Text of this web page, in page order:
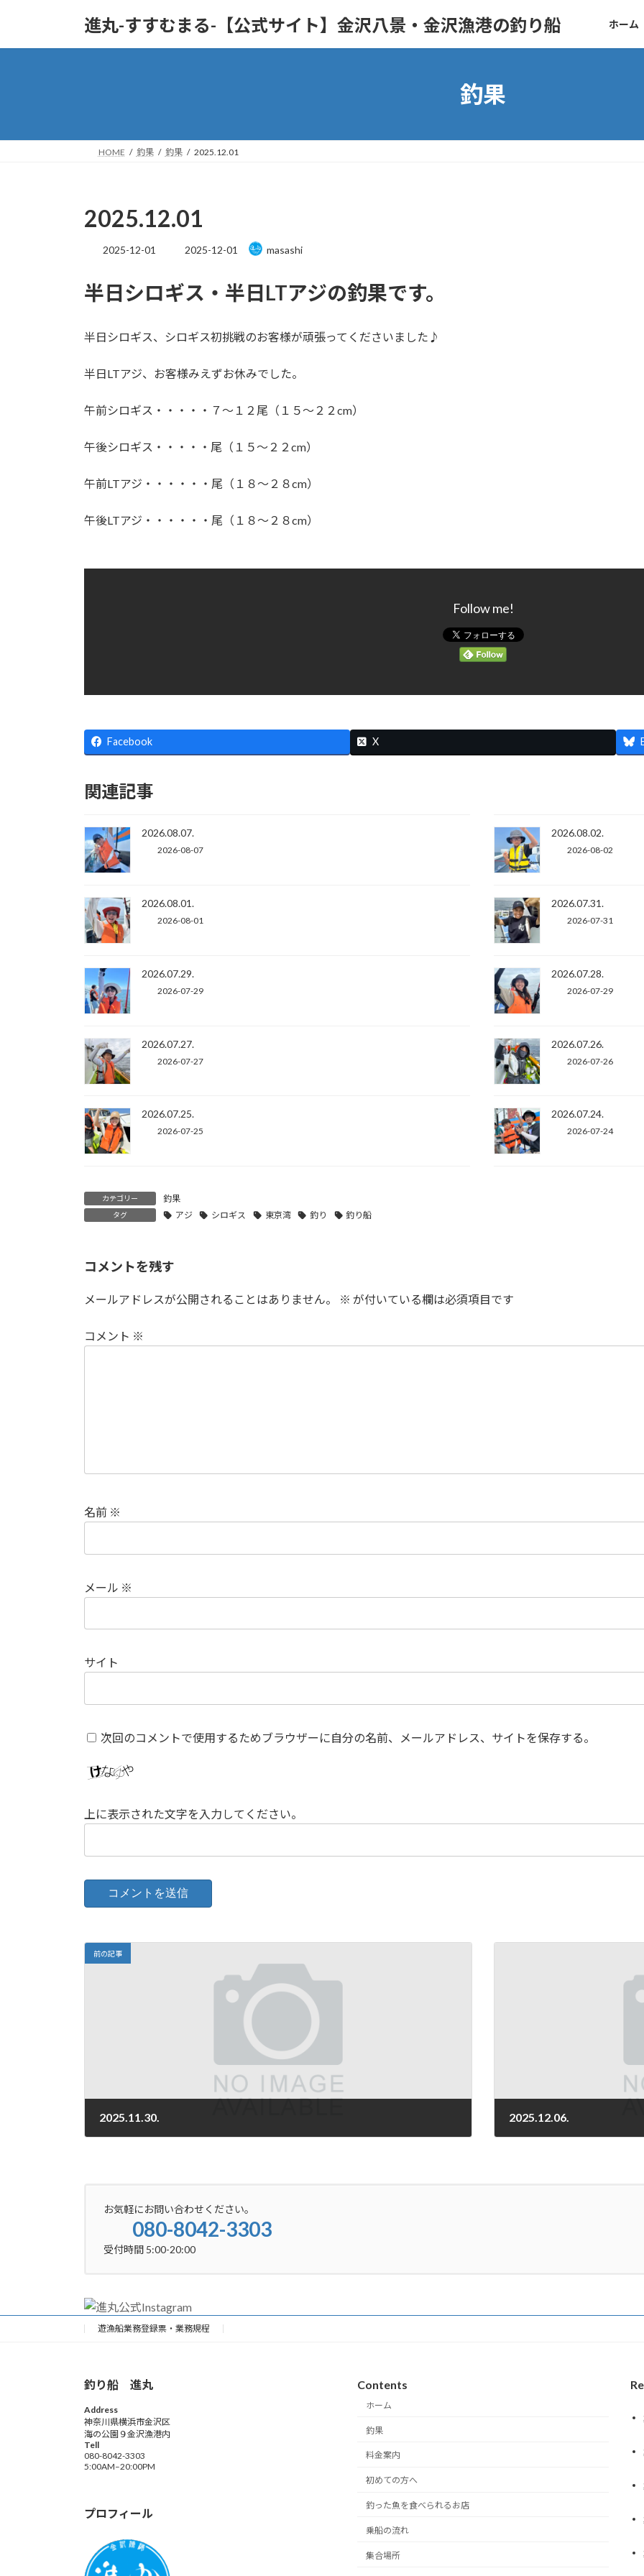
進丸-すすむまる-【公式サイト】金沢八景・金沢漁港の釣り船 ホーム
釣果
HOME 釣果 釣果 2025.12.01
2025.12.01
2025-12-01
最
新
日
:
2025-12-01 masashi
半日シロギス・半日LTアジの釣果です。
半日シロギス、シロギス初挑戦のお客様が頑張ってくださいました♪
半日LTアジ、お客様みえずお休みでした。
午前シロギス・・・・・７～１２尾（１５～２２cm）
午後シロギス・・・・・尾（１５～２２cm）
午前LTアジ・・・・・・尾（１８～２８cm）
午後LTアジ・・・・・・尾（１８～２８cm）
Follow me!
Facebook X
関連記事
2026.08.07.
2026-08-07
2026.08.02.
2026-08-02
2026.08.01.
2026-08-01
2026.07.31.
2026-07-31
2026.07.29.
2026-07-29
2026.07.28.
2026-07-29
2026.07.27.
2026-07-27
2026.07.26.
2026-07-26
2026.07.25.
2026-07-25
2026.07.24.
2026-07-24
カテゴリー 釣果
タグ アジ シロギス 東京湾 釣り 釣り船
コメントを残す
メールアドレスが公開されることはありません。 ※ が付いている欄は必須項目です
コメント ※
名前 ※
メール ※
サイト
次回のコメントで使用するためブラウザーに自分の名前、メールアドレス、サイトを保存する。
上に表示された文字を入力してください。
前の記事
2025.11.30. 2025.12.06.
お気軽にお問い合わせください。
080-8042-3303
受付時間 5:00-20:00
遊漁船業務登録票・業務規程
釣り船 進丸
Address
神奈川県横浜市金沢区
海の公園９金沢漁港内
Tell
080-8042-3303
5:00AM–20:00PM
プロフィール
Contents
ホーム
釣果
料金案内
初めての方へ
釣った魚を食べられるお店
乗船の流れ
集合場所